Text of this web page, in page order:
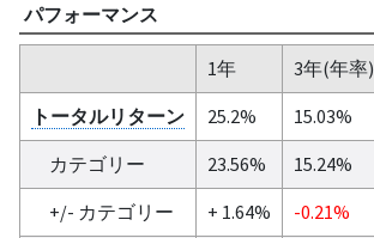
パフォーマンス
1年 3年(年率)
トータルリターン
25.2% 15.03%
カテゴリー
23.56% 15.24%
+/- カテゴリー
+ 1.64% -0.21%